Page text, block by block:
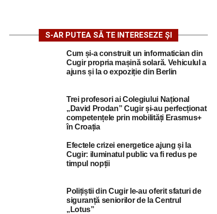
S-AR PUTEA SĂ TE INTERESEZE ȘI
Cum și-a construit un informatician din
Cugir propria mașină solară. Vehiculul a
ajuns și la o expoziție din Berlin
Trei profesori ai Colegiului Național
„David Prodan” Cugir și-au perfecționat
competențele prin mobilități Erasmus+
în Croația
Efectele crizei energetice ajung și la
Cugir: iluminatul public va fi redus pe
timpul nopții
Polițiștii din Cugir le-au oferit sfaturi de
siguranță seniorilor de la Centrul
„Lotus”